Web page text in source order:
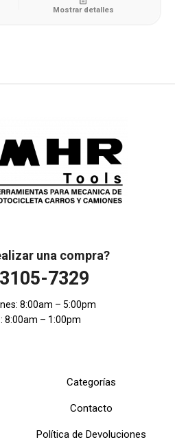
Mostrar detalles
una compra?
7329
8:00am – 5:00pm
8:00am – 1:00pm
Categorías
Contacto
Política de Devoluciones